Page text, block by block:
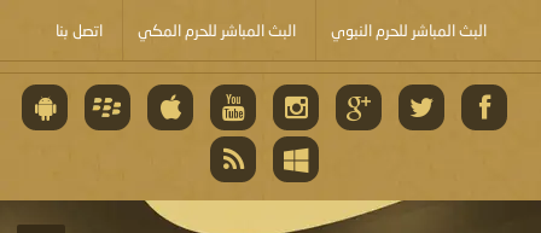
البث المباشر للحرم النبوي البث المباشر للحرم المكي اتصل بنا